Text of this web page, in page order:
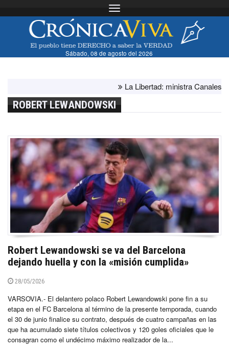
Toggle navigation
Sábado, 08 de agosto del 2026
La Libertad: ministra Canales
ROBERT LEWANDOWSKI
Robert Lewandowski se va del Barcelona
dejando huella y con la «misión cumplida»
28/05/2026
VARSOVIA.- El delantero polaco Robert Lewandowski pone fin a su
etapa en el FC Barcelona al término de la presente temporada, cuando
el 30 de junio finalice su contrato, después de cuatro campañas en las
que ha acumulado siete títulos colectivos y 120 goles oficiales que le
consagran como el undécimo máximo realizador de la...